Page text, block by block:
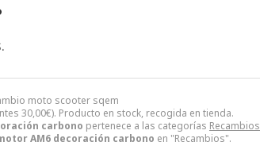
moto scooter sqem
30,00€). Producto en stock, recogida en tienda.
carbono pertenece a las categorías Recambios
AM6 decoración carbono en "Recambios".